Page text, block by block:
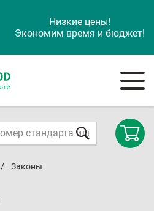
Низкие цены!
Экономим время и бюджет!
Законы